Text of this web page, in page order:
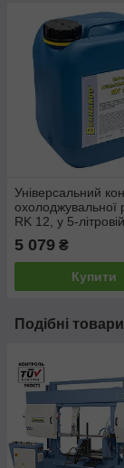
Універсальний
охолоджувальної
RK 12, у 5-літровій
5 079 ₴
Купити
Подібні